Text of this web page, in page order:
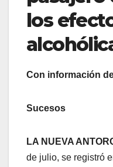
los
Con información
Sucesos
LA NUEVA
de julio, se registró